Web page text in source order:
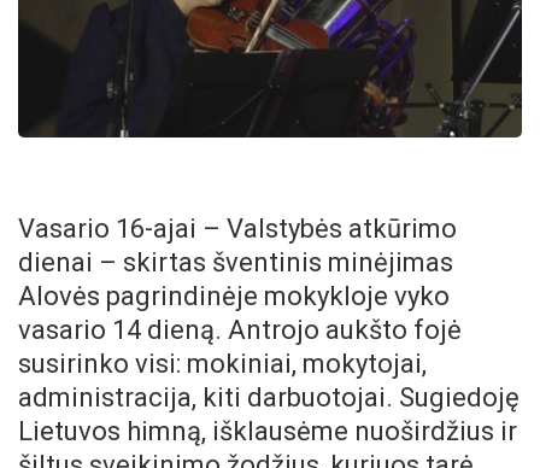
Vasario 16-ajai – Valstybės atkūrimo
dienai – skirtas šventinis minėjimas
Alovės pagrindinėje mokykloje vyko
vasario 14 dieną. Antrojo aukšto fojė
susirinko visi: mokiniai, mokytojai,
administracija, kiti darbuotojai. Sugiedoję
Lietuvos himną, išklausėme nuoširdžius ir